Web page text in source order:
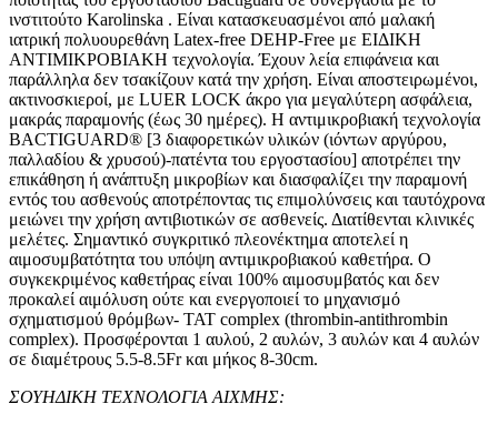
ινστιτούτο Κarolinska . Είναι κατασκευασμένοι από μαλακή
ιατρική πολυουρεθάνη Latex-free DEHP-Free με ΕΙΔΙΚΗ
ΑΝΤΙΜΙΚΡΟΒΙΑΚΗ τεχνολογία. Έχουν λεία επιφάνεια και
παράλληλα δεν τσακίζουν κατά την χρήση. Είναι αποστειρωμένοι,
ακτινοσκιεροί, με LUER LOCK άκρο για μεγαλύτερη ασφάλεια,
μακράς παραμονής (έως 30 ημέρες). Η αντιμικροβιακή τεχνολογία
BACTIGUARD® [3 διαφορετικών υλικών (ιόντων αργύρου,
παλλαδίου & χρυσού)-πατέντα του εργοστασίου] αποτρέπει την
επικάθηση ή ανάπτυξη μικροβίων και διασφαλίζει την παραμονή
εντός του ασθενούς αποτρέποντας τις επιμολύνσεις και ταυτόχρονα
μειώνει την χρήση αντιβιοτικών σε ασθενείς. Διατίθενται κλινικές
μελέτες. Σημαντικό συγκριτικό πλεονέκτημα αποτελεί η
αιμοσυμβατότητα του υπόψη αντιμικροβιακού καθετήρα. Ο
συγκεκριμένος καθετήρας είναι 100% αιμοσυμβατός και δεν
προκαλεί αιμόλυση ούτε και ενεργοποιεί το μηχανισμό
σχηματισμού θρόμβων- TAT complex (thrombin-antithrombin
complex). Προσφέρονται 1 αυλού, 2 αυλών, 3 αυλών και 4 αυλών
σε διαμέτρους 5.5-8.5Fr και μήκος 8-30cm.
ΣΟΥΗΔΙΚΗ ΤΕΧΝΟΛΟΓΙΑ ΑΙΧΜΗΣ: